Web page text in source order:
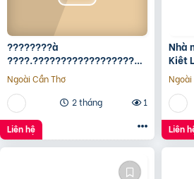
????????à
????.????????????????????,
???????????????? ????
ộ???? ????????ấ????, ????
ó???? ???? ????ặ????
????????ề????
????????????, ????????á
????.???? ????ỷ
Ngoài Cần Thơ
2 tháng
1
Liên hệ
Nhà
Kiêt
nam
Liên